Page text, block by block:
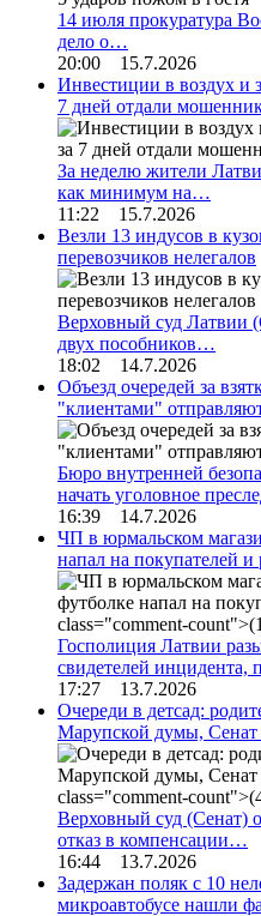
14 июля прокуратура
дело о…
20:00 15.7.2026
Инвестиции в воздух и
7 дней отдали
За неделю жители
как минимум на…
11:22 15.7.2026
Везли 13 индусов в
перевозчиков нелегалов
Верховный суд Латвии
двух пособников…
18:02 14.7.2026
Объезд очередей за
"клиентами"
Бюро внутренней
начать уголовное
16:39 14.7.2026
ЧП в юрмальском
напал на покупателей и
Госполиция Латвии
свидетелей
17:27 13.7.2026
Очереди в детсад:
Марупской думы, Сенат
Верховный суд (Сенат)
отказ в компенсации…
16:44 13.7.2026
Задержан поляк с 10
микроавтобусе нашли